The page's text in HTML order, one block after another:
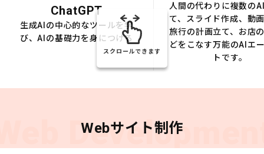
ChatGPT
生成AIの中心的なツールを学
び、AIの基礎力を身につける
人間の代わりに複数の
て、スライド作成、動
旅行の計画立て、お店
どをこなす万能のAIエ
トです。
スクロールできます
Webサイト制作